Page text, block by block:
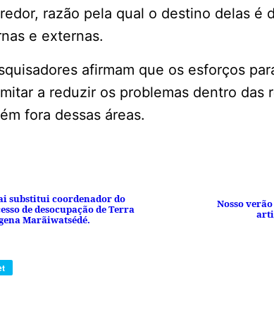
razão pela qual o destino delas é
e externas.
afirmam que os esforços
a reduzir os problemas dentro das
fora dessas áreas.
substitui coordenador do
de desocupação de Terra
Marãiwatsédé.
Nosso